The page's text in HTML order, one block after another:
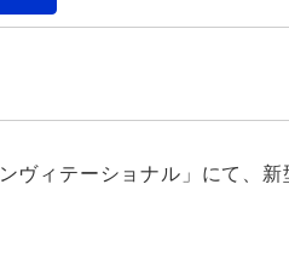
ヴィテーショナル」にて、新